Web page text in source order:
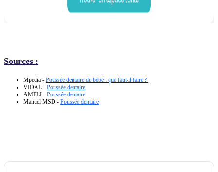
Sources :
Mpedia - Poussée dentaire du bébé : que faut-il faire ?
VIDAL - Poussée dentaire
AMELI - Poussée dentaire
Manuel MSD - Poussée dentaire